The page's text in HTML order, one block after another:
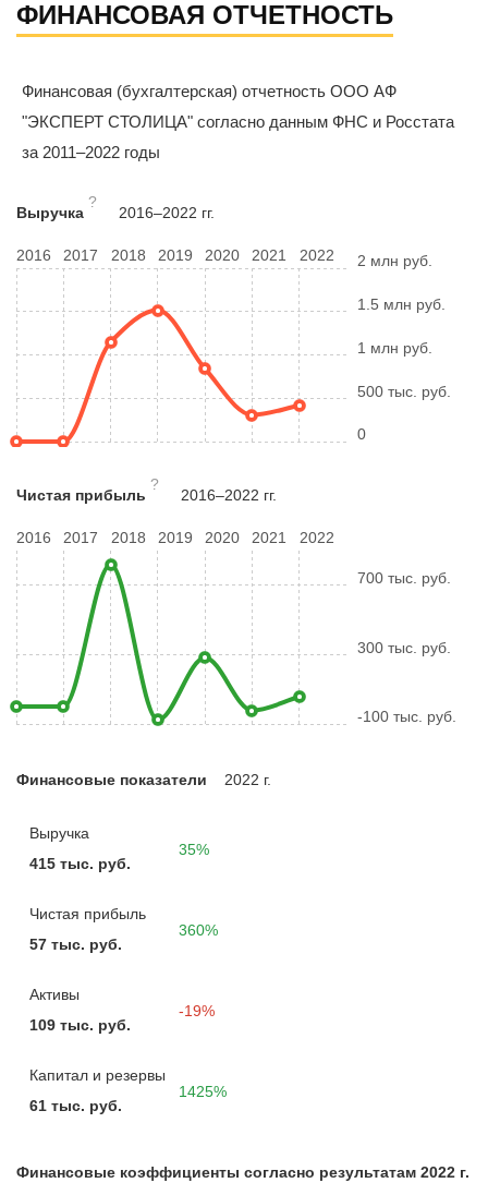
ФИНАНСОВАЯ ОТЧЕТНОСТЬ
Финансовая (бухгалтерская) отчетность ООО АФ
"ЭКСПЕРТ СТОЛИЦА" согласно данным ФНС и Росстата
за 2011–2022 годы
Выручка
?
2016–2022 гг.
2016 2017 2018 2019 2020 2021 2022
0
500 тыс. руб.
1 млн руб.
1.5 млн руб.
2 млн руб.
Чистая прибыль
?
2016–2022 гг.
2016 2017 2018 2019 2020 2021 2022
-100 тыс. руб.
300 тыс. руб.
700 тыс. руб.
Финансовые показатели 2022 г.
Выручка
415 тыс. руб.
35%
Чистая прибыль
57 тыс. руб.
360%
Активы
109 тыс. руб.
-19%
Капитал и резервы
61 тыс. руб.
1425%
Финансовые коэффициенты согласно результатам 2022 г.